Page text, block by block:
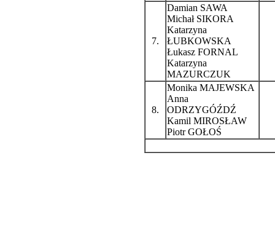
7.
Damian SAWA
Michał SIKORA
Katarzyna
ŁUBKOWSKA
Łukasz FORNAL
Katarzyna
MAZURCZUK
8.
Monika MAJEWSKA
Anna
ODRZYGÓŹDŹ
Kamil MIROSŁAW
Piotr GOŁOŚ